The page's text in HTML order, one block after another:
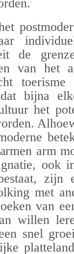
de
van het
toerisme
bijna
het
arm
ook
zijn
met
van
willen
snel